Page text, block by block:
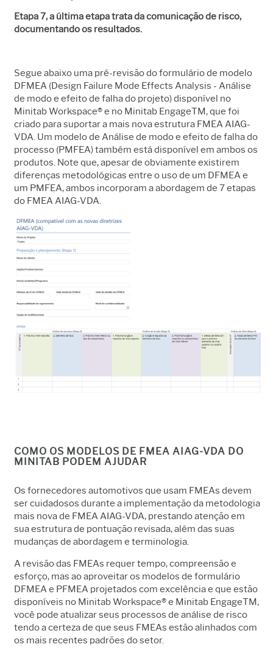
Etapa 7, a última etapa trata da comunicação de risco,
documentando os resultados.
Segue abaixo uma pré-revisão do formulário de modelo
DFMEA (Design Failure Mode Effects Analysis - Análise
de modo e efeito de falha do projeto) disponível no
Minitab Workspace® e no Minitab EngageTM, que foi
criado para suportar a mais nova estrutura FMEA AIAG-
VDA. Um modelo de Análise de modo e efeito de falha do
processo (PMFEA) também está disponível em ambos os
produtos. Note que, apesar de obviamente existirem
diferenças metodológicas entre o uso de um DFMEA e
um PMFEA, ambos incorporam a abordagem de 7 etapas
do FMEA AIAG-VDA.
COMO OS MODELOS DE FMEA AIAG-VDA DO
MINITAB PODEM AJUDAR
Os fornecedores automotivos que usam FMEAs devem
ser cuidadosos durante a implementação da metodologia
mais nova de FMEA AIAG-VDA, prestando atenção em
sua estrutura de pontuação revisada, além das suas
mudanças de abordagem e terminologia.
A revisão das FMEAs requer tempo, compreensão e
esforço, mas ao aproveitar os modelos de formulário
DFMEA e PFMEA projetados com excelência e que estão
disponíveis no Minitab Workspace® e Minitab EngageTM,
você pode atualizar seus processos de análise de risco
tendo a certeza de que seus FMEAs estão alinhados com
os mais recentes padrões do setor.